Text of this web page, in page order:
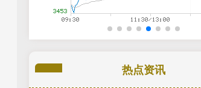
热点资讯